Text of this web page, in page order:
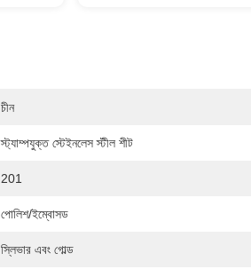
চীন
স্ট্যাম্পযুক্ত স্টেইনলেস স্টীল শীট
201
পোলিশ/ইম্বোসড
স্লিভার এবং গোল্ড